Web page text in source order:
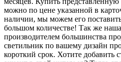
можно по цене указанной в
наличии, мы можем его
большом количестве! Так же
производителем большинства
светильник по вашему дизайн
короткий срок. Хотите добавить